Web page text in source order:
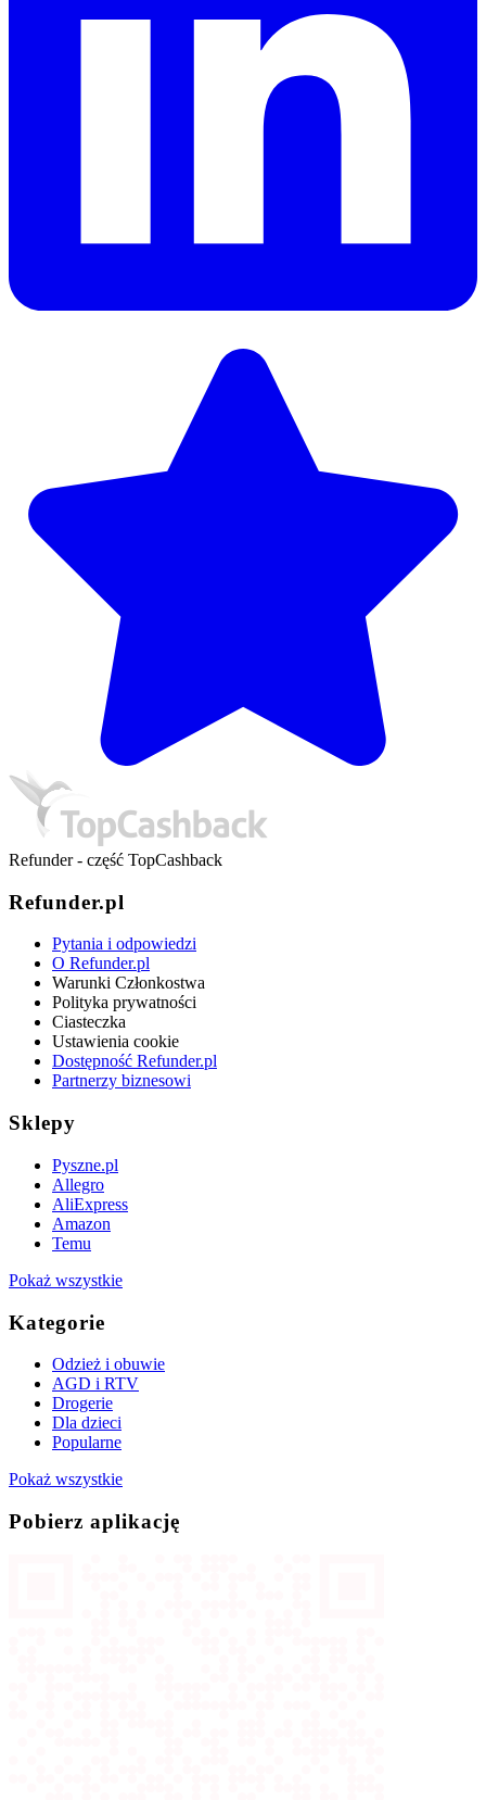
Refunder - część TopCashback
Refunder.pl
Pytania i odpowiedzi
O Refunder.pl
Warunki Członkostwa
Polityka prywatności
Ciasteczka
Ustawienia cookie
Dostępność Refunder.pl
Partnerzy biznesowi
Sklepy
Pyszne.pl
Allegro
AliExpress
Amazon
Temu
Pokaż wszystkie
Kategorie
Odzież i obuwie
AGD i RTV
Drogerie
Dla dzieci
Popularne
Pokaż wszystkie
Pobierz aplikację